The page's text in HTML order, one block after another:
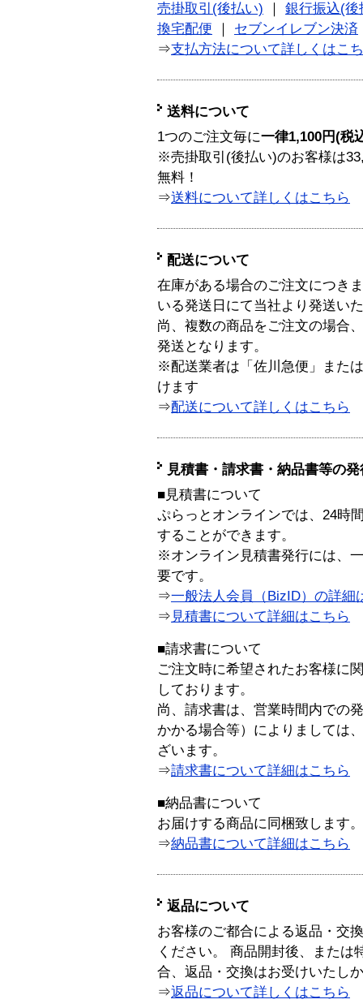
売掛取引(後払い)
銀行振込(後
換宅配便
セブンイレブン決済
⇒支払方法について詳しくはこ
送料について
1つのご注文毎に一律1,100円(税
※売掛取引(後払い)のお客様は
無料！
⇒送料について詳しくはこちら
配送について
在庫がある場合のご注文につき
いる発送日にて当社より発送い
尚、複数の商品をご注文の場合
発送となります。
※配送業者は「佐川急便」また
けます
⇒配送について詳しくはこちら
見積書・請求書・納品書等の
■見積書について
ぷらっとオンラインでは、24時
することができます。
※オンライン見積書発行には、
要です。
⇒一般法人会員（BizID）の詳細
⇒ 見積書について詳細はこちら
■請求書について
ご注文時に希望されたお客様に
しております。
尚、請求書は、営業時間内での
かかる場合等）によりましては
ざいます。
⇒請求書について詳細はこちら
■納品書について
お届けする商品に同梱致します。
⇒納品書について詳細はこちら
返品について
お客様のご都合による返品・交
ください。 商品開封後、または
合、返品・交換はお受けいたし
⇒返品について詳しくはこちら